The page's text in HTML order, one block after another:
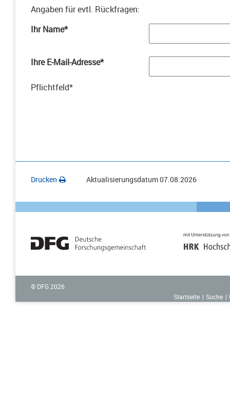
Angaben für evtl. Rückfragen:
Ihr Name*
Ihre E-Mail-Adresse*
Pflichtfeld*
Drucken Aktualisierungsdatum07.08.2026
© DFG 2026
Startseite
Suche